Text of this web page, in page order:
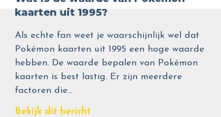
kaarten uit 1995?
Als echte fan weet je waarschijnlijk wel dat
Pokémon kaarten uit 1995 een hoge waarde
hebben. De waarde bepalen van Pokémon
kaarten is best lastig. Er zijn meerdere
factoren die…
Bekijk dit bericht